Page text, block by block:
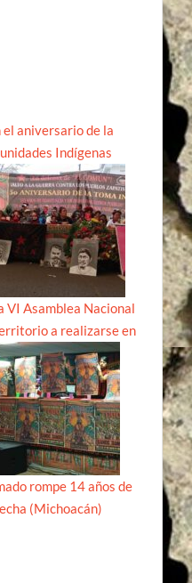
el aniversario de la
Indígenas
VI Asamblea Nacional
a realizarse en
rompe 14 años de
(Michoacán)